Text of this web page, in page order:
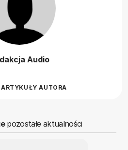
Audio
AUTORA
pozostałe aktualności